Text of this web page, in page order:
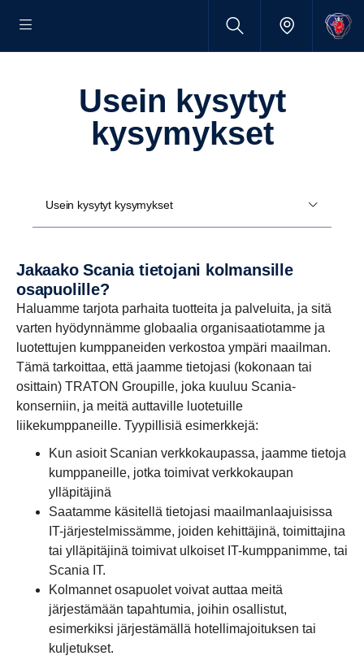
Usein kysytyt
kysymykset
Usein kysytyt kysymykset
Jakaako Scania tietojani kolmansille
osapuolille?
Haluamme tarjota parhaita tuotteita ja palveluita, ja sitä
varten hyödynnämme globaalia organisaatiotamme ja
luotettujen kumppaneiden verkostoa ympäri maailman.
Tämä tarkoittaa, että jaamme tietojasi (kokonaan tai
osittain) TRATON Groupille, joka kuuluu Scania-
konserniin, ja meitä auttaville luotetuille
liikekumppaneille. Tyypillisiä esimerkkejä:
Kun asioit Scanian verkkokaupassa, jaamme tietoja
kumppaneille, jotka toimivat verkkokaupan
ylläpitäjinä
Saatamme käsitellä tietojasi maailmanlaajuisissa
IT-järjestelmissämme, joiden kehittäjinä, toimittajina
tai ylläpitäjinä toimivat ulkoiset IT-kumppanimme, tai
Scania IT.
Kolmannet osapuolet voivat auttaa meitä
järjestämään tapahtumia, joihin osallistut,
esimerkiksi järjestämällä hotellimajoituksen tai
kuljetukset.